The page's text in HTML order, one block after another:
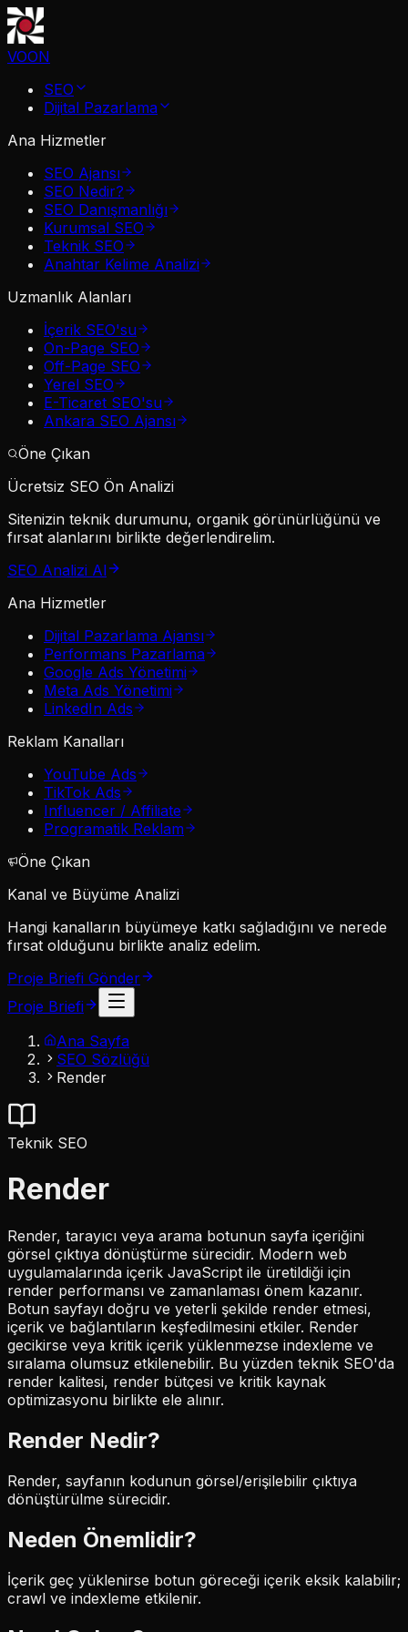
VOON
SEO
Dijital Pazarlama
Ana Hizmetler
SEO Ajansı
SEO Nedir?
SEO Danışmanlığı
Kurumsal SEO
Teknik SEO
Anahtar Kelime Analizi
Uzmanlık Alanları
İçerik SEO'su
On-Page SEO
Off-Page SEO
Yerel SEO
E-Ticaret SEO'su
Ankara SEO Ajansı
Öne Çıkan
Ücretsiz SEO Ön Analizi
Sitenizin teknik durumunu, organik görünürlüğünü ve
fırsat alanlarını birlikte değerlendirelim.
SEO Analizi Al
Ana Hizmetler
Dijital Pazarlama Ajansı
Performans Pazarlama
Google Ads Yönetimi
Meta Ads Yönetimi
LinkedIn Ads
Reklam Kanalları
YouTube Ads
TikTok Ads
Influencer / Affiliate
Programatik Reklam
Öne Çıkan
Kanal ve Büyüme Analizi
Hangi kanalların büyümeye katkı sağladığını ve nerede
fırsat olduğunu birlikte analiz edelim.
Proje Briefi Gönder
Proje Briefi
Ana Sayfa
SEO Sözlüğü
Render
Teknik SEO
Render
Render, tarayıcı veya arama botunun sayfa içeriğini
görsel çıktıya dönüştürme sürecidir. Modern web
uygulamalarında içerik JavaScript ile üretildiği için
render performansı ve zamanlaması önem kazanır.
Botun sayfayı doğru ve yeterli şekilde render etmesi,
içerik ve bağlantıların keşfedilmesini etkiler. Render
gecikirse veya kritik içerik yüklenmezse indexleme ve
sıralama olumsuz etkilenebilir. Bu yüzden teknik SEO'da
render kalitesi, render bütçesi ve kritik kaynak
optimizasyonu birlikte ele alınır.
Render Nedir?
Render, sayfanın kodunun görsel/erişilebilir çıktıya
dönüştürülme sürecidir.
Neden Önemlidir?
İçerik geç yüklenirse botun göreceği içerik eksik kalabilir;
crawl ve indexleme etkilenir.